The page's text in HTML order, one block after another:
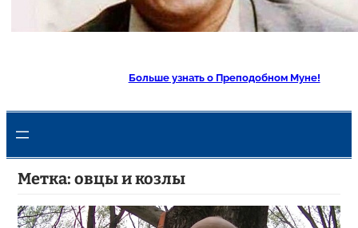
Больше узнать о Преподобном Муне!
Метка: овцы и козлы